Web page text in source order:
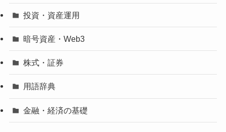
投資・資産運用
暗号資産・Web3
株式・証券
用語辞典
金融・経済の基礎